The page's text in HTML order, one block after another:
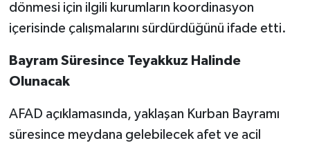
dönmesi için ilgili kurumların koordinasyon
içerisinde çalışmalarını sürdürdüğünü ifade etti.
Bayram Süresince Teyakkuz Halinde
Olunacak
AFAD açıklamasında, yaklaşan Kurban Bayramı
süresince meydana gelebilecek afet ve acil